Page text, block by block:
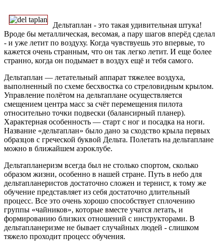
Дельтаплан - это такая удивительная штука!
Вроде бы металлическая, весомая, а пару шагов вперёд сделал
- и уже летит по воздуху. Когда чувствуешь это впервые, то
кажется очень странным, что он так легко летит. И еще более
странно, когда он подымает в воздух ещё и тебя самого.
Дельтаплан — летательный аппарат тяжелее воздуха,
выполненный по схеме бесхвостка со стреловидным крылом.
Управление полётом на дельтаплане осуществляется
смещением центра масс за счёт перемещения пилота
относительно точки подвески (балансирный планер).
Характерная особенность — старт с ног и посадка на ноги.
Название «дельтаплан» было дано за сходство крыла первых
образцов с греческой буквой Дельта. Полетать на дельтаплане
можно в ближайшем аэроклубе.
Дельтапланеризм всегда был не столько спортом, сколько
образом жизни, особенно в нашей стране. Путь в небо для
дельтапланеристов достаточно сложен и тернист, к тому же
обучение представляет из себя достаточно длительный
процесс. Все это очень хорошо способствует сплочению
группы «чайников», которые вместе учатся летать, и
формированию близких отношений с инструкторами. В
дельтапланеризме не бывает случайных людей - слишком
тяжело проходит процесс обучения.